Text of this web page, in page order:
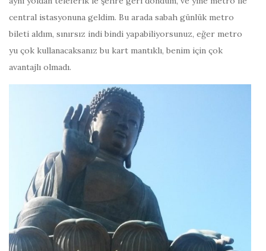
central istasyonuna geldim. Bu arada sabah günlük metro
bileti aldım, sınırsız indi bindi yapabiliyorsunuz, eğer metro
yu çok kullanacaksanız bu kart mantıklı, benim için çok
avantajlı olmadı.